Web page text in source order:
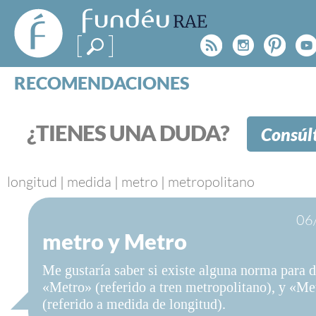
FundéuRAE
- Fundación
del Español
Urgente
Rss
RECOMENDACIONES
CATEGORÍAS
ESPECIALES
BLOG
NOTICIAS
SOBRE LA FUNDÉURAE
FundéuRAE es una fundación patrocinada por la
y la Real Academia Española, cuyo objetivo es
el buen uso del español en los medios de
Internet.
¿TIENES UNA DUDA?
longitud | medida | metro | metropolitano
metro y Metro
Me gustaría saber si existe alguna norma para
«Metro» (referido a tren metropolitano), y
(referido a medida de longitud).